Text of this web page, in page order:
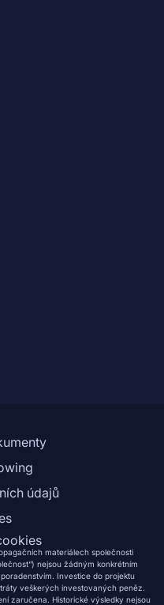
údajů
materiálech společnosti
nejsou žádným konkrétním
Investice do projektu
veškerých investovaných peněz.
zaručena. Historické výsledky nejsou